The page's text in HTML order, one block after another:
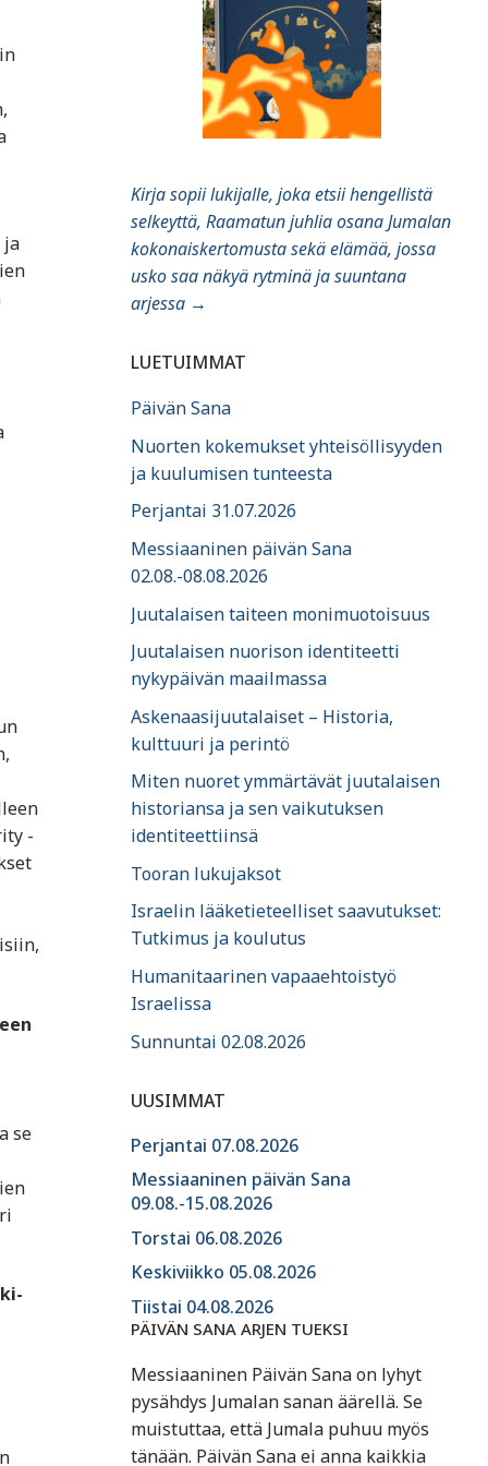
ja
-
se
Kirja sopii lukijalle, joka etsii hengellistä
selkeyttä, Raamatun juhlia osana Jumalan
kokonaiskertomusta sekä elämää, jossa
usko saa näkyä rytminä ja suuntana
arjessa →
LUETUIMMAT
Päivän Sana
Nuorten kokemukset yhteisöllisyyden
ja kuulumisen tunteesta
Perjantai 31.07.2026
Messiaaninen päivän Sana
02.08.-08.08.2026
Juutalaisen taiteen monimuotoisuus
Juutalaisen nuorison identiteetti
nykypäivän maailmassa
Askenaasijuutalaiset – Historia,
kulttuuri ja perintö
Miten nuoret ymmärtävät juutalaisen
historiansa ja sen vaikutuksen
identiteettiinsä
Tooran lukujaksot
Israelin lääketieteelliset saavutukset:
Tutkimus ja koulutus
Humanitaarinen vapaaehtoistyö
Israelissa
Sunnuntai 02.08.2026
UUSIMMAT
Perjantai 07.08.2026
Messiaaninen päivän Sana
09.08.-15.08.2026
Torstai 06.08.2026
Keskiviikko 05.08.2026
Tiistai 04.08.2026
PÄIVÄN SANA ARJEN TUEKSI
Messiaaninen Päivän Sana on lyhyt
pysähdys Jumalan sanan äärellä. Se
muistuttaa, että Jumala puhuu myös
tänään. Päivän Sana ei anna kaikkia